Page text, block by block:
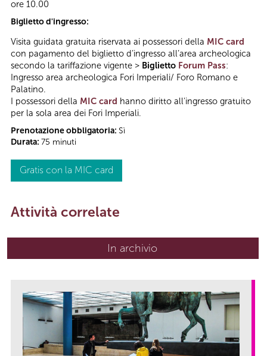
ore 10.00
Biglietto d'ingresso:
Visita guidata gratuita riservata ai possessori della MIC card
con pagamento del biglietto d’ingresso all’area archeologica
secondo la tariffazione vigente > Biglietto Forum Pass:
Ingresso area archeologica Fori Imperiali/ Foro Romano e
Palatino.
I possessori della MIC card hanno diritto all'ingresso gratuito
per la sola area dei Fori Imperiali.
Prenotazione obbligatoria: Sì
Durata: 75 minuti
Gratis con la MIC card
Attività correlate
In archivio